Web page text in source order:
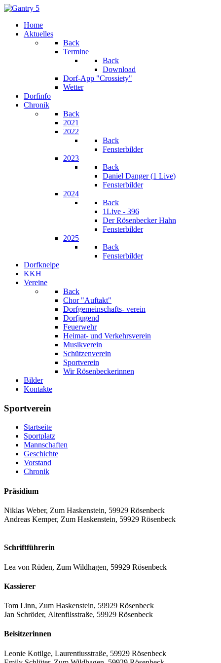
Home
Aktuelles
Back
Termine
Back
Download
Dorf-App "Crossiety"
Wetter
Dorfinfo
Chronik
Back
2021
2022
Back
Fensterbilder
2023
Back
Daniel Danger (1 Live)
Fensterbilder
2024
Back
1Live - 396
Der Rösenbecker Hahn
Fensterbilder
2025
Back
Fensterbilder
Dorfkneipe
KKH
Vereine
Back
Chor "Auftakt"
Dorfgemeinschafts- verein
Dorfjugend
Feuerwehr
Heimat- und Verkehrsverein
Musikverein
Schützenverein
Sportverein
Wir Rösenbeckerinnen
Bilder
Kontakte
Sportverein
Startseite
Sportplatz
Mannschaften
Geschichte
Vorstand
Chronik
Präsidium
Niklas Weber, Zum Haskenstein, 59929 Rösenbeck
Andreas Kemper, Zum Haskenstein, 59929 Rösenbeck
Schriftführerin
Lea von Rüden, Zum Wildhagen, 59929 Rösenbeck
Kassierer
Tom Linn, Zum Haskenstein, 59929 Rösenbeck
Jan Schröder, Altenfilsstraße, 59929 Rösenbeck
Beisitzerinnen
Leonie Kotilge, Laurentiusstraße, 59929 Rösenbeck